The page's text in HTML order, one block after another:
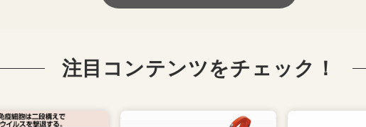
注目コンテンツをチェック！